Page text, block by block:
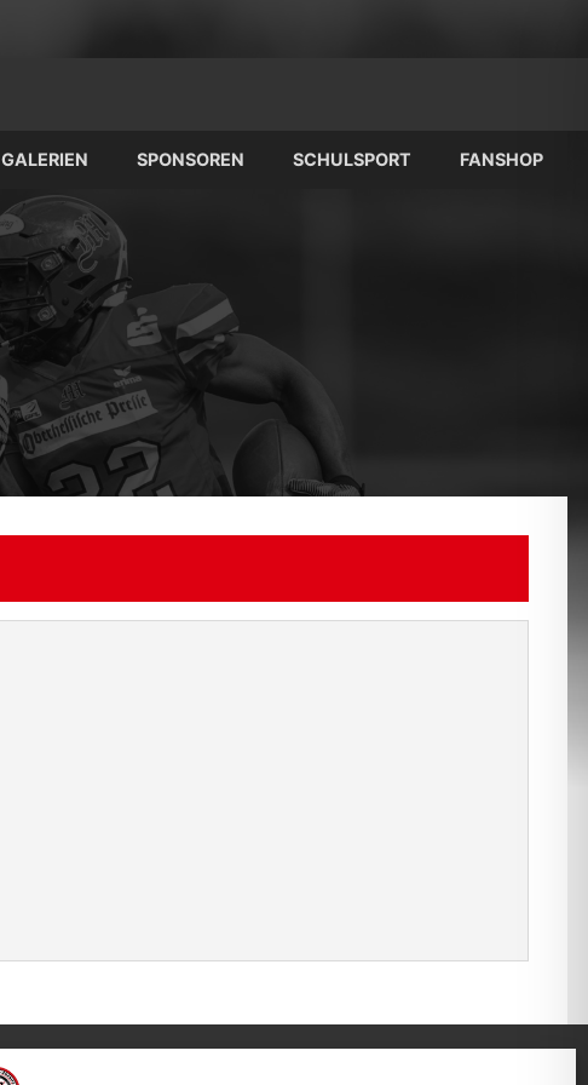
GALERIEN SPONSOREN SCHULSPORT FANSHOP